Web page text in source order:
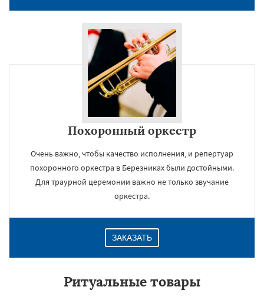
Похоронный оркестр
Очень важно, чтобы качество исполнения, и репертуар
похоронного оркестра в Березниках были достойными.
Для траурной церемонии важно не только звучание
оркестра.
ЗАКАЗАТЬ
Ритуальные товары